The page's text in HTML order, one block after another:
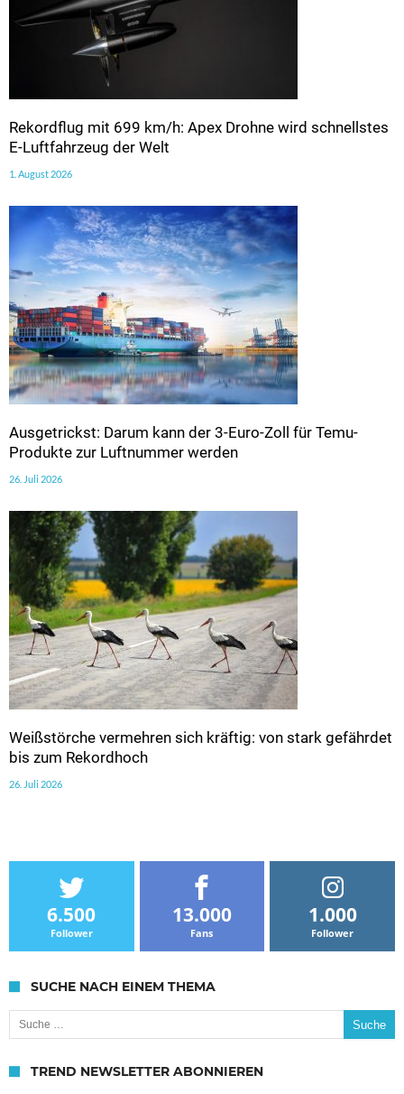
Rekordflug mit 699 km/h: Apex Drohne wird schnellstes
E-Luftfahrzeug der Welt
1. August 2026
Ausgetrickst: Darum kann der 3-Euro-Zoll für Temu-
Produkte zur Luftnummer werden
26. Juli 2026
Weißstörche vermehren sich kräftig: von stark gefährdet
bis zum Rekordhoch
26. Juli 2026
6.500
Follower
13.000
Fans
1.000
Follower
SUCHE NACH EINEM THEMA
Suche nach:
TREND NEWSLETTER ABONNIEREN